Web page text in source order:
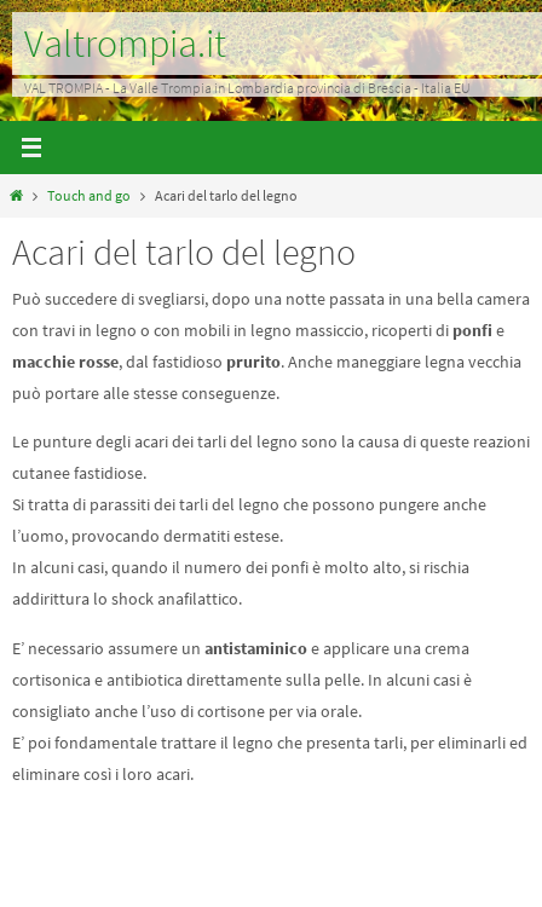
Salta
al
contenuto
Valtrompia.it
VAL TROMPIA - La Valle Trompia in Lombardia provincia di Brescia - Italia EU
HomeTouch and go Acari del tarlo del legno
Acari del tarlo del legno
Può succedere di svegliarsi, dopo una notte passata in una bella camera
con travi in legno o con mobili in legno massiccio, ricoperti di ponfi e
macchie rosse, dal fastidioso prurito. Anche maneggiare legna vecchia
può portare alle stesse conseguenze.
Le punture degli acari dei tarli del legno sono la causa di queste reazioni
cutanee fastidiose.
Si tratta di parassiti dei tarli del legno che possono pungere anche
l’uomo, provocando dermatiti estese.
In alcuni casi, quando il numero dei ponfi è molto alto, si rischia
addirittura lo shock anafilattico.
E’ necessario assumere un antistaminicoe applicare una crema
cortisonica e antibiotica direttamente sulla pelle. In alcuni casi è
consigliato anche l’uso di cortisone per via orale.
E’ poi fondamentale trattare il legno che presenta tarli, per eliminarli ed
eliminare così i loro acari.